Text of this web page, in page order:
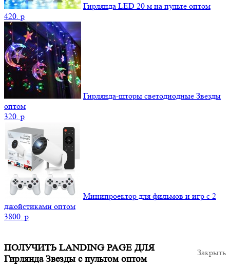
Гирлянда LED 20 м на пульте оптом
420. p
Гирлянда-шторы светодиодные Звезды
оптом
320. p
Минипроектор для фильмов и игр с 2
джойстиками оптом
3800. p
Закрыть
ПОЛУЧИТЬ LANDING PAGE ДЛЯ
Гирлянда Звезды с пультом оптом